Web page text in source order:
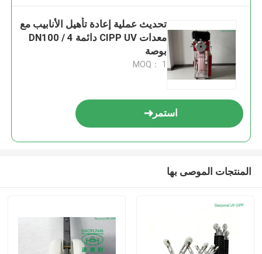
تحديث عملية إعادة تأهيل الأنابيب مع
معدات CIPP UV دائمة DN100 / 4
بوصة
MOQ： 1
استمر
المنتجات الموصى بها